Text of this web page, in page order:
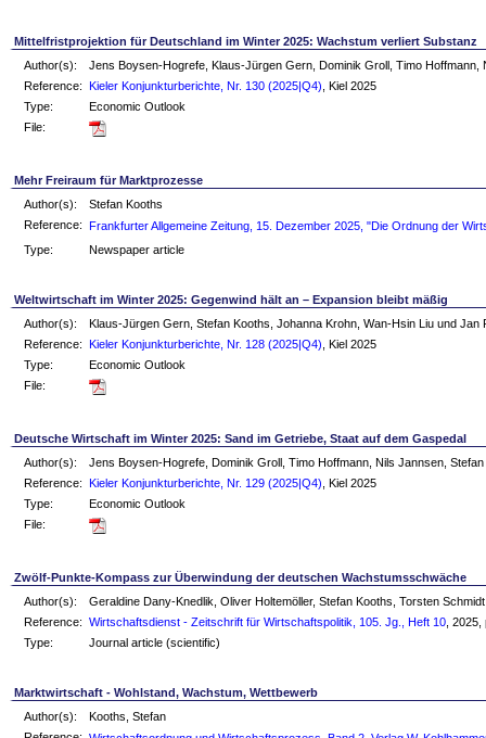
Mittelfristprojektion für Deutschland im Winter 2025: Wachstum verliert Substanz
Author(s):
Jens Boysen-Hogrefe, Klaus-Jürgen Gern, Dominik Groll, Timo
Reference:
Kieler Konjunkturberichte, Nr. 130 (2025|Q4) , Kiel 2025
Type:
Economic Outlook
File:
Mehr Freiraum für Marktprozesse
Author(s):
Stefan Kooths
Reference:
Frankfurter Allgemeine Zeitung, 15. Dezember 2025, "Die Ordnung der
Type:
Newspaper article
Weltwirtschaft im Winter 2025: Gegenwind hält an – Expansion bleibt mäßig
Author(s):
Klaus-Jürgen Gern, Stefan Kooths, Johanna Krohn, Wan-Hsin Liu und Jan
Reference:
Kieler Konjunkturberichte, Nr. 128 (2025|Q4) , Kiel 2025
Type:
Economic Outlook
File:
Deutsche Wirtschaft im Winter 2025: Sand im Getriebe, Staat auf dem Gaspedal
Author(s):
Jens Boysen-Hogrefe, Dominik Groll, Timo Hoffmann, Nils Jannsen,
Reference:
Kieler Konjunkturberichte, Nr. 129 (2025|Q4) , Kiel 2025
Type:
Economic Outlook
File:
Zwölf-Punkte-Kompass zur Überwindung der deutschen Wachstumsschwäche
Author(s):
Geraldine Dany-Knedlik, Oliver Holtemöller, Stefan Kooths, Torsten
Reference:
Wirtschaftsdienst - Zeitschrift für Wirtschaftspolitik, 105. Jg., Heft 10 ,
Type:
Journal article (scientific)
Marktwirtschaft - Wohlstand, Wachstum, Wettbewerb
Author(s):
Kooths, Stefan